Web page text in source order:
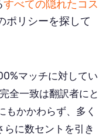
すべての隠れたコス
ポリシーを探して
マッチに対してい
全一致は翻訳者にと
もかかわらず、多く
に数セントを引き